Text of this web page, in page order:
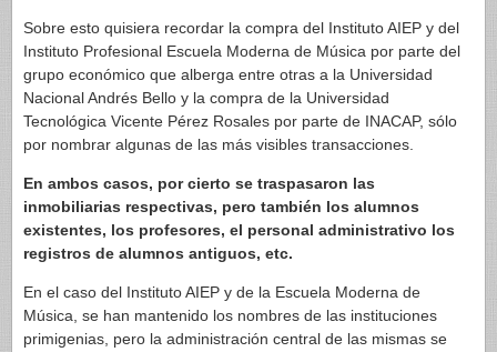
Sobre esto quisiera recordar la compra del Instituto AIEP y del
Instituto Profesional Escuela Moderna de Música por parte del
grupo económico que alberga entre otras a la Universidad
Nacional Andrés Bello y la compra de la Universidad
Tecnológica Vicente Pérez Rosales por parte de INACAP, sólo
por nombrar algunas de las más visibles transacciones.
En ambos casos, por cierto se traspasaron las
inmobiliarias respectivas, pero también los alumnos
existentes, los profesores, el personal administrativo los
registros de alumnos antiguos, etc.
En el caso del Instituto AIEP y de la Escuela Moderna de
Música, se han mantenido los nombres de las instituciones
primigenias, pero la administración central de las mismas se